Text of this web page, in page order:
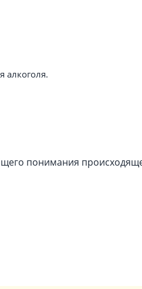
алкоголя.
понимания